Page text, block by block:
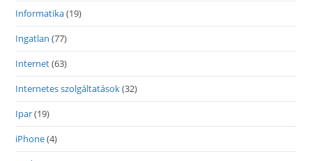
Informatika(19)
Ingatlan (77)
Internet(63)
Internetes szolgáltatások(32)
Ipar(19)
iPhone(4)